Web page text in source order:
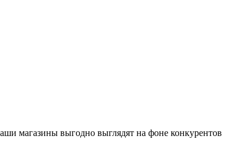
магазины выгодно выглядят на фоне конкурентов